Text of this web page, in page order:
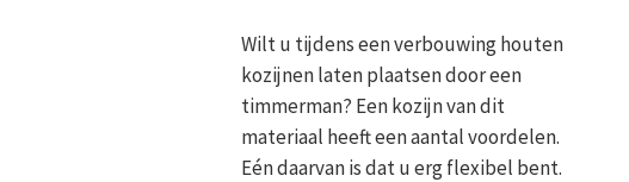
Wilt u tijdens een verbouwing houten
kozijnen laten plaatsen door een
timmerman? Een kozijn van dit
materiaal heeft een aantal voordelen.
Eén daarvan is dat u erg flexibel bent.